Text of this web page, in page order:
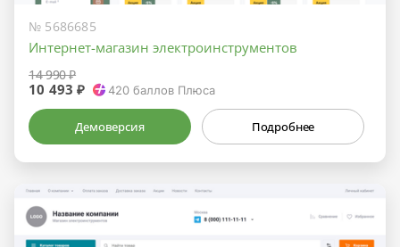
№ 5686685
Интернет-магазин электроинструментов
14 990 ₽
10 493 ₽ 420баллов Плюса
Демоверсия Подробнее